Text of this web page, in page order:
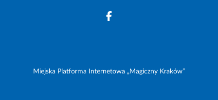
Miejska Platforma Internetowa „Magiczny Kraków”